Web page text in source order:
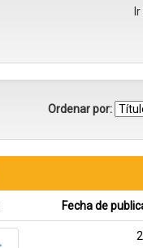
Ordenar por:
Fecha de